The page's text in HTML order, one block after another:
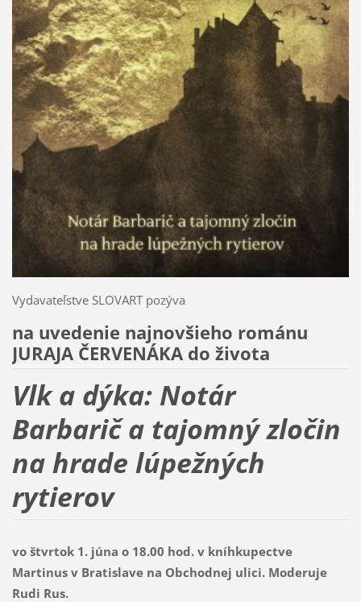
Vydavateľstve SLOVART pozýva
na uvedenie najnovšieho románu
JURAJA ČERVENÁKA do života
Vlk a dýka: Notár
Barbarič a tajomný zločin
na hrade lúpežných
rytierov
vo štvrtok 1. júna o 18.00 hod. v kníhkupectve
Martinus v Bratislave na Obchodnej ulici. Moderuje
Rudi Rus.